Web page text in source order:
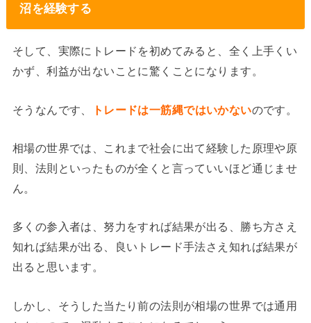
沼を経験する
そして、実際にトレードを初めてみると、全く上手くい
かず、利益が出ないことに驚くことになります。
そうなんです、 トレードは一筋縄ではいかないのです。
相場の世界では、これまで社会に出て経験した原理や原
則、法則といったものが全くと言っていいほど通じませ
ん。
多くの参入者は、努力をすれば結果が出る、勝ち方さえ
知れば結果が出る、良いトレード手法さえ知れば結果が
出ると思います。
しかし、そうした当たり前の法則が相場の世界では通用